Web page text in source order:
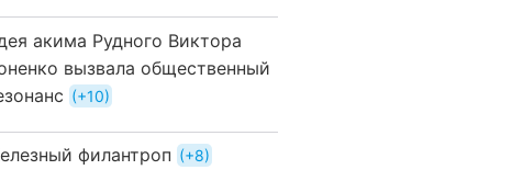
акима Рудного Виктора
вызвала общественный
+10
филантроп +8